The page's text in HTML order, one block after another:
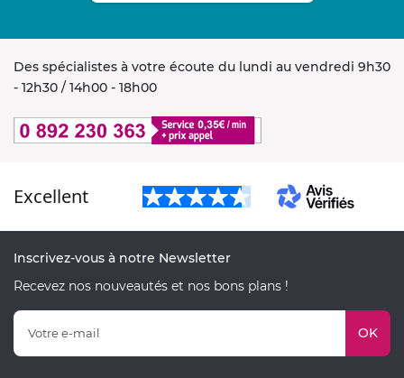
Des spécialistes à votre écoute du lundi au vendredi 9h30
- 12h30 / 14h00 - 18h00
Excellent
Inscrivez-vous à notre Newsletter
Recevez nos nouveautés et nos bons plans !
OK